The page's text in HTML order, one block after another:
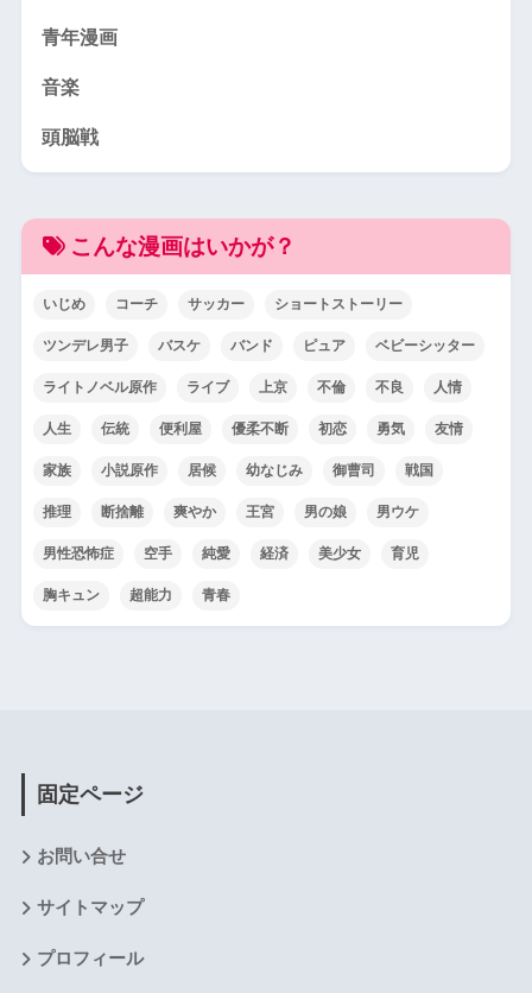
青年漫画
音楽
頭脳戦
こんな漫画はいかが？
いじめ コーチ サッカー ショートストーリー
ツンデレ男子 バスケ バンド ピュア ベビーシッター
ライトノベル原作 ライブ 上京 不倫 不良 人情
人生 伝統 便利屋 優柔不断 初恋 勇気 友情
家族 小説原作 居候 幼なじみ 御曹司 戦国
推理 断捨離 爽やか 王宮 男の娘 男ウケ
男性恐怖症 空手 純愛 経済 美少女 育児
胸キュン 超能力 青春
固定ページ
お問い合せ
サイトマップ
プロフィール